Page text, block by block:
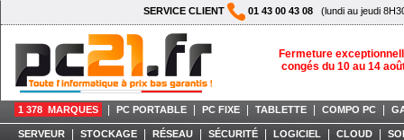
SERVICE CLIENT 01 43 00 43 08 (lundi au jeudi
Fermeture
congés du 10 au 14
1 378 MARQUES PC PORTABLE PC FIXE TABLETTE COMPO PC
SERVEUR STOCKAGE RÉSEAU SÉCURITÉ LOGICIEL CLOUD